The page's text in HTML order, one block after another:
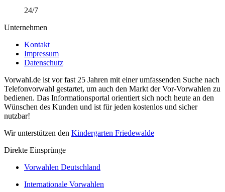
24/7
Unternehmen
Kontakt
Impressum
Datenschutz
Vorwahl.de ist vor fast 25 Jahren mit einer umfassenden Suche nach
Telefonvorwahl gestartet, um auch den Markt der Vor-Vorwahlen zu
bedienen. Das Informationsportal orientiert sich noch heute an den
Wünschen des Kunden und ist für jeden kostenlos und sicher
nutzbar!
Wir unterstützen den Kindergarten Friedewalde
Direkte Einsprünge
Vorwahlen Deutschland
Internationale Vorwahlen